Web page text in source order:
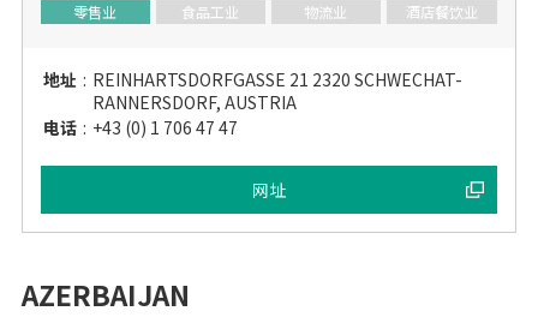
零售业 食品工业 物流业 酒店餐饮业
地址 : REINHARTSDORFGASSE 21 2320 SCHWECHAT-
RANNERSDORF, AUSTRIA
电话 : +43 (0) 1 706 47 47
网址
AZERBAIJAN